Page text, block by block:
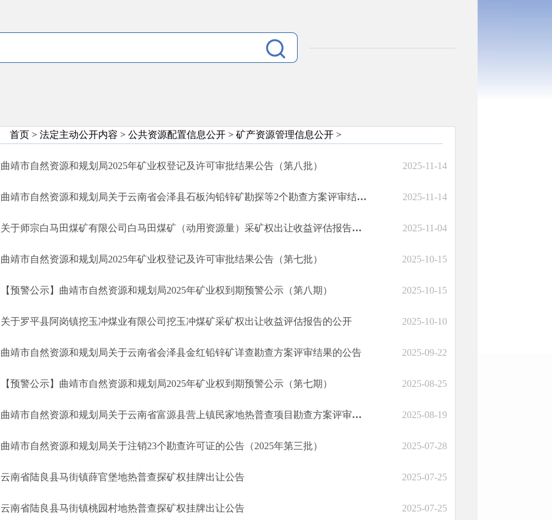
首页 > 法定主动公开内容 > 公共资源配置信息公开 > 矿产资源管理信息公开 >
曲靖市自然资源和规划局2025年矿业权登记及许可审批结果公告（第八批） 2025-11-14
曲靖市自然资源和规划局关于云南省会泽县石板沟铅锌矿勘探等2个勘查方案评审结果的公告 2025-11-14
关于师宗白马田煤矿有限公司白马田煤矿（动用资源量）采矿权出让收益评估报告的公示 2025-11-04
曲靖市自然资源和规划局2025年矿业权登记及许可审批结果公告（第七批） 2025-10-15
【预警公示】曲靖市自然资源和规划局2025年矿业权到期预警公示（第八期） 2025-10-15
关于罗平县阿岗镇挖玉冲煤业有限公司挖玉冲煤矿采矿权出让收益评估报告的公开 2025-10-10
曲靖市自然资源和规划局关于云南省会泽县金红铅锌矿详查勘查方案评审结果的公告 2025-09-22
【预警公示】曲靖市自然资源和规划局2025年矿业权到期预警公示（第七期） 2025-08-25
曲靖市自然资源和规划局关于云南省富源县营上镇民家地热普查项目勘查方案评审结果的公告 2025-08-19
曲靖市自然资源和规划局关于注销23个勘查许可证的公告（2025年第三批） 2025-07-28
云南省陆良县马街镇薛官堡地热普查探矿权挂牌出让公告 2025-07-25
云南省陆良县马街镇桃园村地热普查探矿权挂牌出让公告 2025-07-25